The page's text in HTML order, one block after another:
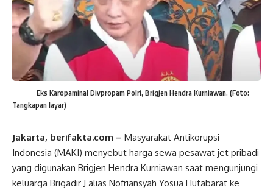
Eks Karopaminal Divpropam Polri, Brigjen Hendra Kurniawan. (Foto:
Tangkapan layar)
Jakarta, berifakta.com – Masyarakat Antikorupsi
Indonesia (MAKI) menyebut harga sewa pesawat jet pribadi
yang digunakan Brigjen Hendra Kurniawan saat mengunjungi
keluarga Brigadir J alias Nofriansyah Yosua Hutabarat ke